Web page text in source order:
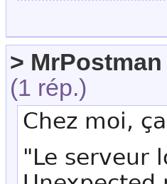
> MrPostman
(1 rép.)
Chez moi,
"Le serveur